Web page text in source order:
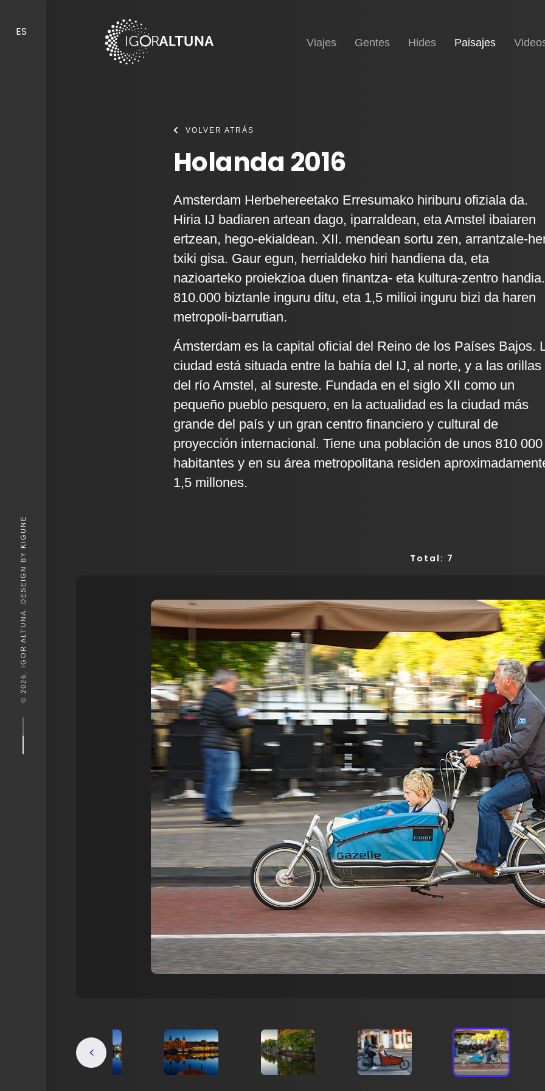
ES
© 2026, IGOR ALTUNA. DESEIGN BY
KIGUNE
Inicio
Viajes Gentes Hides Paisajes(current)
VOLVER ATRÁS
Holanda 2016
Amsterdam Herbehereetako Erresumako hiriburu ofiziala da.
Hiria IJ badiaren artean dago, iparraldean, eta Amstel ibaiaren
ertzean, hego-ekialdean. XII. mendean sortu zen, arrantzale-
txiki gisa. Gaur egun, herrialdeko hiri handiena da, eta
nazioarteko proiekzioa duen finantza- eta kultura-zentro handia.
810.000 biztanle inguru ditu, eta 1,5 milioi inguru bizi da haren
metropoli-barrutian.
Ámsterdam es la capital oficial del Reino de los Países Bajos.
ciudad está situada entre la bahía del IJ, al norte, y a las orillas
del río Amstel, al sureste. Fundada en el siglo XII como un
pequeño pueblo pesquero, en la actualidad es la ciudad más
grande del país y un gran centro financiero y cultural de
proyección internacional. Tiene una población de unos 810 000
habitantes y en su área metropolitana residen
1,5 millones.
Total: 7